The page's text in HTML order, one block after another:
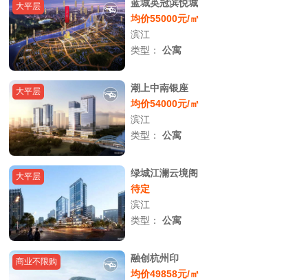
大平层
蓝城英冠滨悦城
均价55000元/㎡
滨江
类型：公寓
大平层
潮上中南银座
均价54000元/㎡
滨江
类型：公寓
大平层
绿城江澜云境阁
待定
滨江
类型：公寓
商业不限购
融创杭州印
均价49858元/㎡